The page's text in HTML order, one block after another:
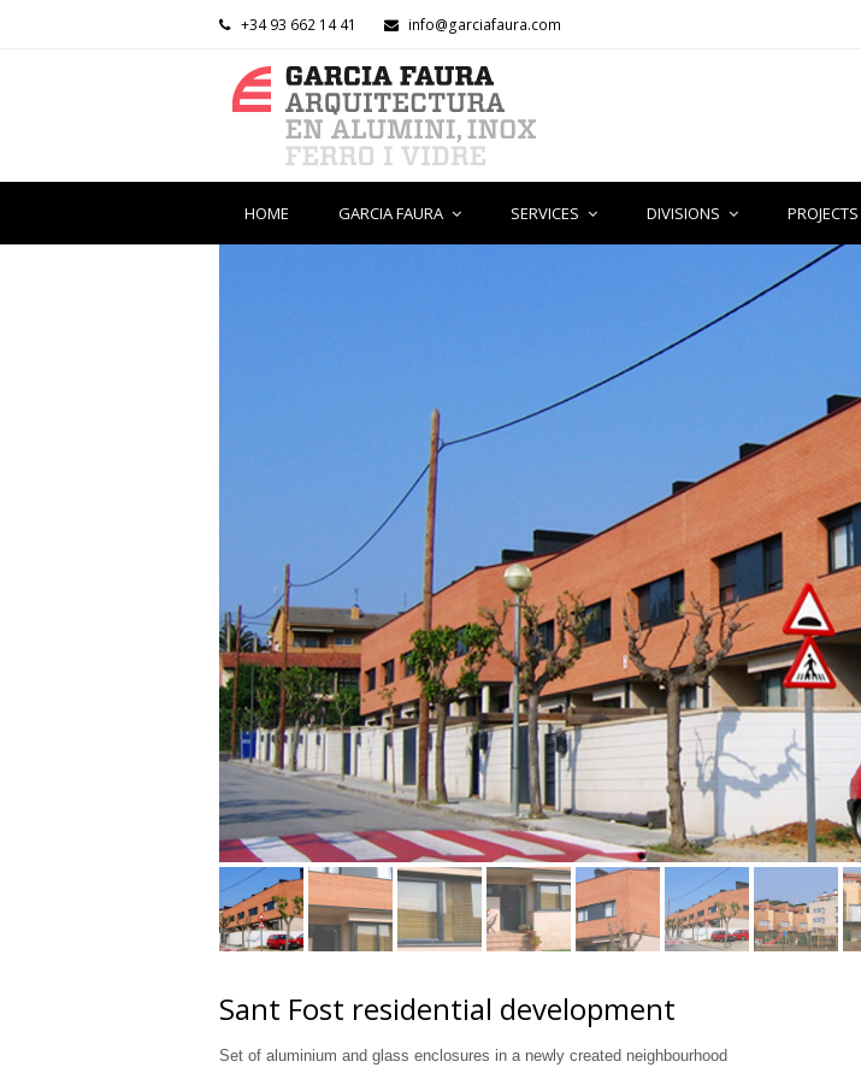
+34 93 662 14 41 info@garciafaura.com
HOME GARCIA FAURA SERVICES DIVISIONS PROJECTS
Sant Fost residential development
Set of aluminium and glass enclosures in a newly created neighbourhood